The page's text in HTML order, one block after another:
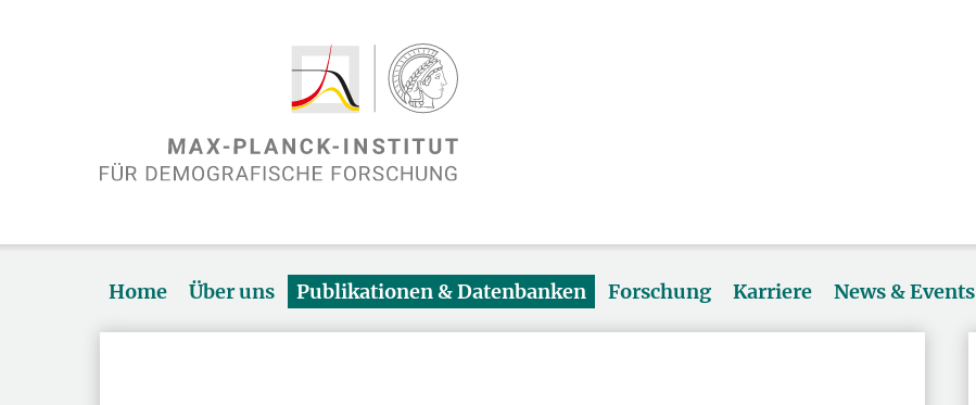
Home Über uns Publikationen & Datenbanken Forschung Karriere News & Events